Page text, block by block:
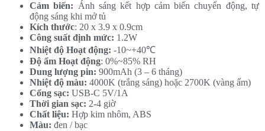
Cảm biến: Ánh sáng kết hợp cảm biến chuyển động, tự
động sáng khi mở tủ
Kích thước: 20 x 3.9 x 0.9cm
Công suất định mức: 1.2W
Nhiệt độ Hoạt động: -10~+40℃
Độ ẩm Hoạt động: 0%~85% RH
Dung lượng pin: 900mAh (3 – 6 tháng)
Nhiệt độ màu: 4000K (trắng sáng) hoặc 2700K (vàng ấm)
Cổng sạc: USB-C 5V/1A
Thời gian sạc: 2-4 giờ
Chất liệu: Hợp kim nhôm, ABS
Màu: đen / bạc